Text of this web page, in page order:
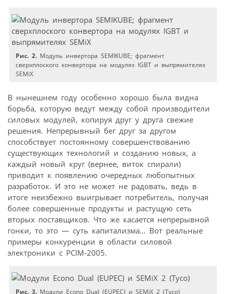
Рис. 2. Модуль инвертора SEMIKUBE; фрагмент
сверхплоского конвертора на модулях IGBT и выпрямителях
SEMiX
В нынешнем году особенно хорошо была видна
борьба, которую ведут между собой производители
силовых модулей, копируя друг у друга свежие
решения. Непрерывный бег друг за другом
способствует постоянному совершенствованию
существующих технологий и созданию новых, а
каждый новый круг (вернее, виток спирали)
приводит к появлению очередных любопытных
разработок. И это не может не радовать, ведь в
итоге неизбежно выигрывает потребитель, получая
более совершенные продукты и растущую сеть
вторых поставщиков. Что же касается непрерывной
гонки, то это — суть капитализма… Вот реальные
примеры конкуренции в области силовой
электроники с PCIM-2005.
Рис. 3. Модули Econo Dual (EUPEC) и SEMiX 2 (Tyco)